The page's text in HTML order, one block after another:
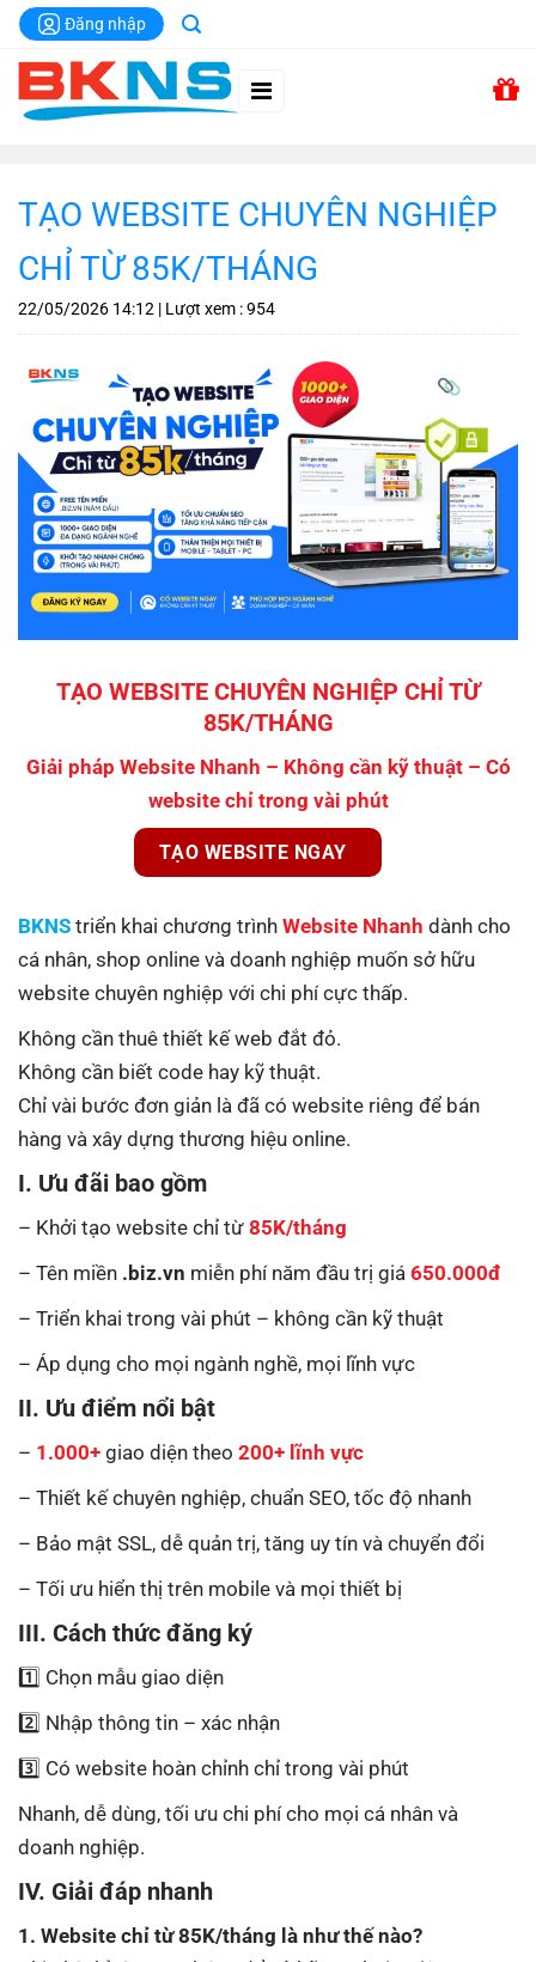
Chuyển
đến
dung
Đăng nhập
TẠO WEBSITE CHUYÊN NGHIỆP
CHỈ TỪ 85K/THÁNG
22/05/2026 14:12 | Lượt xem : 954
TẠO WEBSITE CHUYÊN NGHIỆP CHỈ TỪ
85K/THÁNG
Giải pháp Website Nhanh – Không cần kỹ thuật – Có
website chỉ trong vài phút
TẠO WEBSITE NGAY
BKNS triển khai chương trình Website Nhanh dành cho
cá nhân, shop online và doanh nghiệp muốn sở hữu
website chuyên nghiệp với chi phí cực thấp.
Không cần thuê thiết kế web đắt đỏ.
Không cần biết code hay kỹ thuật.
Chỉ vài bước đơn giản là đã có website riêng để bán
hàng và xây dựng thương hiệu online.
I. Ưu đãi bao gồm
– Khởi tạo website chỉ từ 85K/tháng
– Tên miền .biz.vn miễn phí năm đầu trị giá 650.000đ
– Triển khai trong vài phút – không cần kỹ thuật
– Áp dụng cho mọi ngành nghề, mọi lĩnh vực
II. Ưu điểm nổi bật
– 1.000+ giao diện theo 200+ lĩnh vực
– Thiết kế chuyên nghiệp, chuẩn SEO, tốc độ nhanh
– Bảo mật SSL, dễ quản trị, tăng uy tín và chuyển đổi
– Tối ưu hiển thị trên mobile và mọi thiết bị
III. Cách thức đăng ký
1️⃣ Chọn mẫu giao diện
2️⃣ Nhập thông tin – xác nhận
3️⃣ Có website hoàn chỉnh chỉ trong vài phút
Nhanh, dễ dùng, tối ưu chi phí cho mọi cá nhân và
doanh nghiệp.
IV. Giải đáp nhanh
1. Website chỉ từ 85K/tháng là như thế nào?